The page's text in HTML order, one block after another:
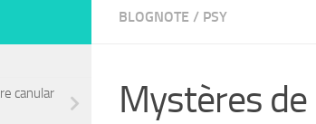
BLOGNOTE / PSY
Mystères de
canular